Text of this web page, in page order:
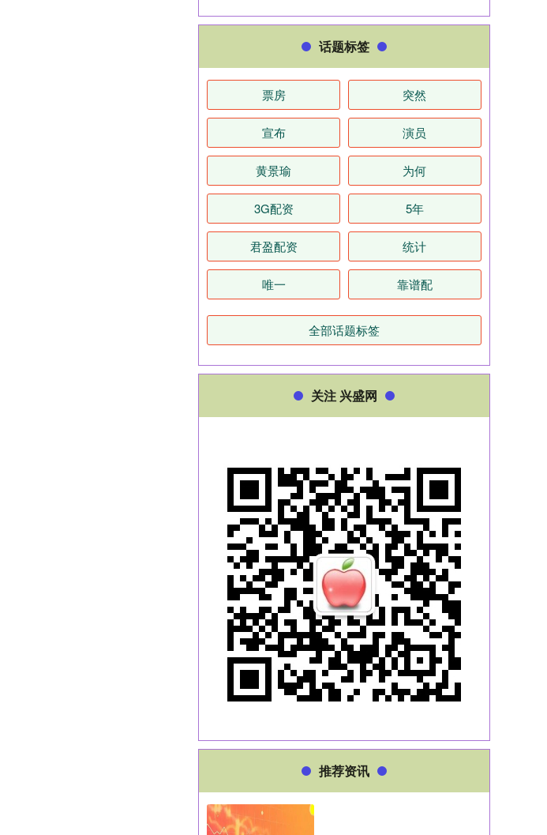
话题标签
票房 突然
宣布 演员
黄景瑜 为何
3G配资 5年
君盈配资 统计
唯一 靠谱配
全部话题标签
关注 兴盛网
推荐资讯